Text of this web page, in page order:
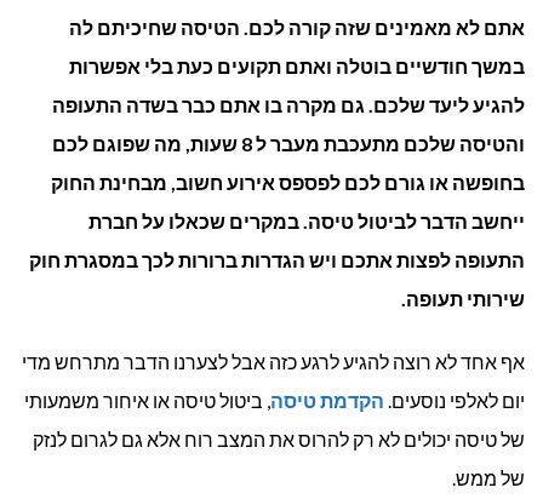
טיסה?
אתם לא מאמינים שזה קורה לכם. הטיסה שחיכיתם לה
במשך חודשיים בוטלה ואתם תקועים כעת בלי אפשרות
להגיע ליעד שלכם. גם מקרה בו אתם כבר בשדה התעופה
והטיסה שלכם מתעכבת מעבר ל 8 שעות, מה שפוגם לכם
בחופשה או גורם לכם לפספס אירוע חשוב, מבחינת החוק
ייחשב הדבר לביטול טיסה. במקרים שכאלו על חברת
התעופה לפצות אתכם ויש הגדרות ברורות לכך במסגרת חוק
שירותי תעופה.
אף אחד לא רוצה להגיע לרגע כזה אבל לצערנו הדבר מתרחש מדי
יום לאלפי נוסעים. הקדמת טיסה, ביטול טיסה או איחור משמעותי
של טיסה יכולים לא רק להרוס את המצב רוח אלא גם לגרום לנזק
של ממש.